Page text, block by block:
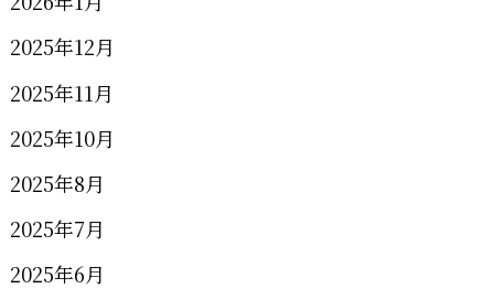
2025年12月
2025年11月
2025年10月
2025年8月
2025年7月
2025年6月